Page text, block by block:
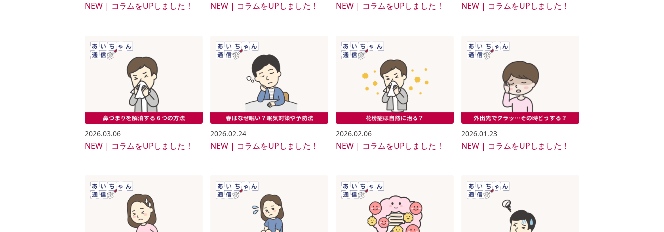
NEW | コラムをUPしました！ NEW | コラムをUPしました！ NEW | コラムをUPしました！ NEW | コラムをUPしました！
2026.03.06
NEW | コラムをUPしました！
2026.02.24
NEW | コラムをUPしました！
2026.02.06
NEW | コラムをUPしました！
2026.01.23
NEW | コラムをUPしました！